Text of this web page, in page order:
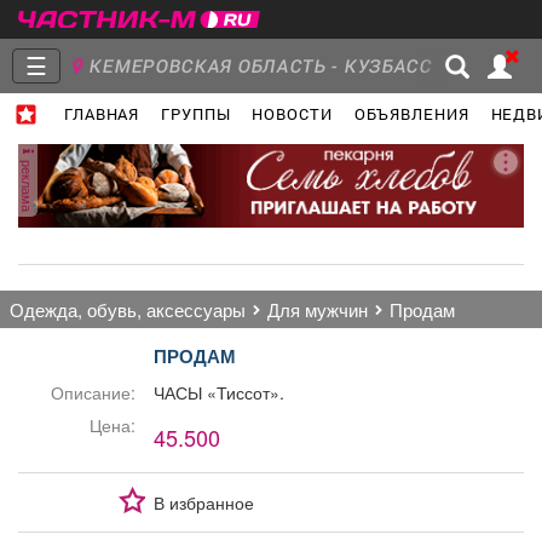
☰ КЕМЕРОВСКАЯ ОБЛАСТЬ - КУЗБАСС
ГЛАВНАЯ ГРУППЫ НОВОСТИ ОБЪЯВЛЕНИЯ
Главная
Группы Новости
реклама
одежда, обувь, аксессуары для мужчин продам
ПРОДАМ
Описание:
ЧАСЫ «Тиссот».
Цена:
45.500
В избранное